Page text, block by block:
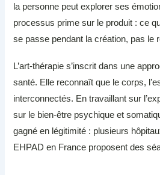
la personne peut explorer ses
processus prime sur le produit : ce
se passe pendant la création, pas le
L’art-thérapie s’inscrit dans une
santé. Elle reconnaît que le corps,
interconnectés. En travaillant sur
sur le bien-être psychique et
gagné en légitimité : plusieurs
EHPAD en France proposent des